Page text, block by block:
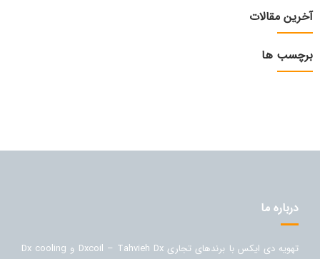
آخرین مقالات
برچسب ها
درباره ما
تهویه دی ایکس با برندهای تجاری Dxcoil – Tahvieh Dx و Dx cooling